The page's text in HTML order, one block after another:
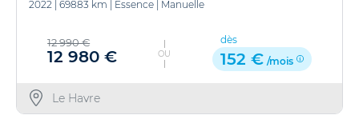
2022 69883 km Essence Manuelle
12 990 €
12 980 € OU
dès
152 € /mois
Le Havre